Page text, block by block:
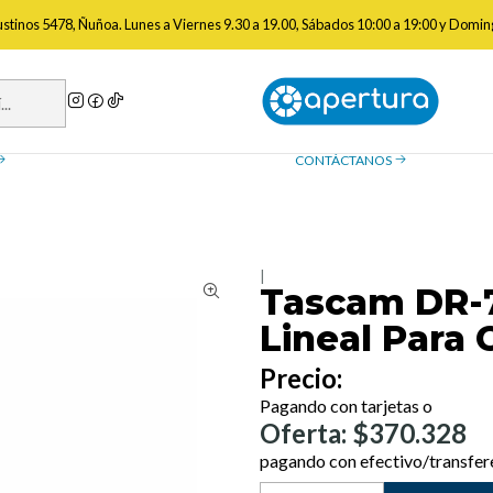
5478, Ñuñoa. Lunes a Viernes 9.30 a 19.00, Sábados 10:00 a 19:00 y
Grabadoras Tascam DR-70D Grabadora PCM Lineal Para Cámaras
de reembolso
necesitas saber sobre las
Contáctanos
¿Tienes preguntas? Estamos
CONTÁCTANOS
Tascam
Lineal Para
Precio:
Pagando con tarjetas o
Oferta: $370.328
pagando con efectivo/